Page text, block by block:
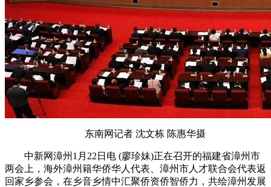
东南网记者 沈文栋 陈惠华摄
中新网漳州1月22日电 (廖珍妹)正在召开的福建省漳州市
两会上，海外漳州籍华侨华人代表、漳州市人才联合会代表返
回家乡参会，在乡音乡情中汇聚侨资侨智侨力，共绘漳州发展